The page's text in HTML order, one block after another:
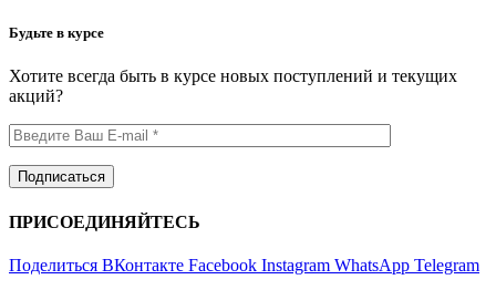
Будьте в курсе
Хотите всегда быть в курсе новых поступлений и текущих
акций?
ПРИСОЕДИНЯЙТЕСЬ
Поделиться ВКонтакте Facebook Instagram WhatsApp Telegram